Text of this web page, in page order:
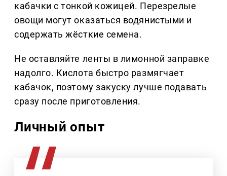
кабачки с тонкой кожицей. Перезрелые
овощи могут оказаться водянистыми и
содержать жёсткие семена.
Не оставляйте ленты в лимонной заправке
надолго. Кислота быстро размягчает
кабачок, поэтому закуску лучше подавать
сразу после приготовления.
Личный опыт